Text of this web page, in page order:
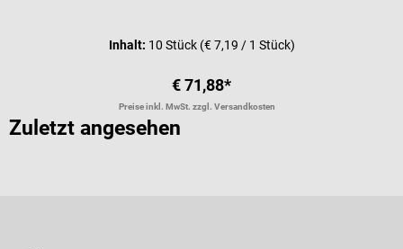
Inhalt: 10 Stück (€ 7,19 / 1 Stück)
€ 71,88*
Preise inkl. MwSt. zzgl. Versandkosten
Zuletzt angesehen